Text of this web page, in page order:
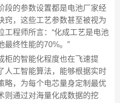
段的参数设置都是电池厂家经
窍，这些工艺参数甚至被视为
工程师所言：“化成工艺是电池
最终性能的70%。”
柜的智能化程度也在飞速提
人工智能算法，能够根据实时
略，为每个电芯量身定制最优
则通过对海量化成数据的挖